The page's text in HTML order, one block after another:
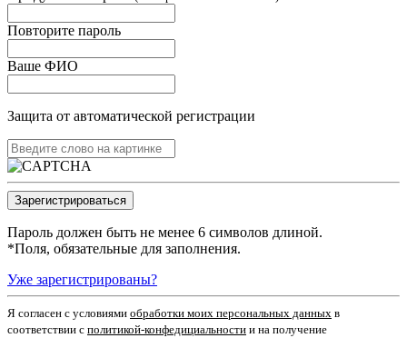
Повторите пароль
Ваше ФИО
Защита от автоматической регистрации
Пароль должен быть не менее 6 символов длиной.
*Поля, обязательные для заполнения.
Уже зарегистрированы?
Я согласен c условиями обработки моих персональных данных в
соответствии с политикой-конфедициальности и на получение